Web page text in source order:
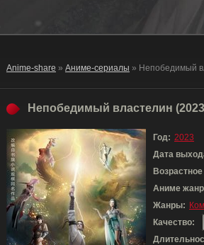
Anime-share » Аниме-сериалы » Непобедимый
Непобедимый властелин
Год: 2023
Дата
Аниме
Жанры:
Качество: